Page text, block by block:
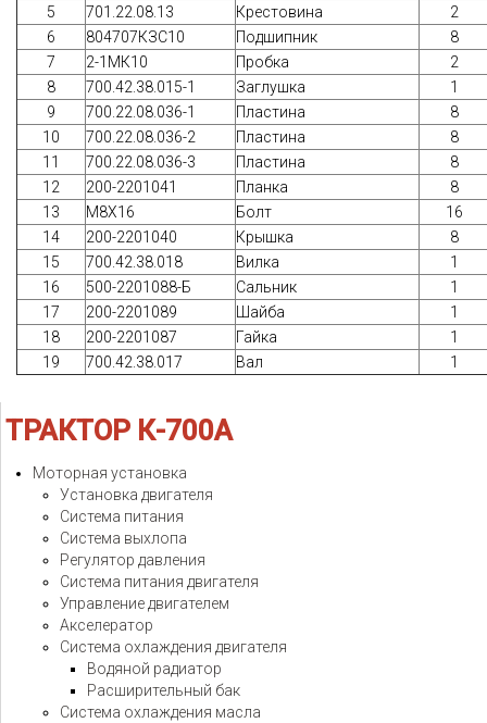
5
701.22.08.13 Крестовина
2
6
804707КЗС10 Подшипник
8
7
2-1МК10 Пробка
2
8
700.42.38.015-1 Заглушка
1
9
700.22.08.036-1 Пластина
8
10
700.22.08.036-2 Пластина
8
11
700.22.08.036-3 Пластина
8
12
200-2201041 Планка
8
13
М8Х16 Болт
16
14
200-2201040 Крышка
8
15
700.42.38.018 Вилка
1
16
500-2201088-Б Сальник
1
17
200-2201089 Шайба
1
18
200-2201087 Гайка
1
19
700.42.38.017 Вал 1
ТРАКТОР К-700А
Моторная установка
Установка двигателя
Система питания
Система выхлопа
Регулятор давления
Система питания двигателя
Управление двигателем
Акселератор
Система охлаждения двигателя
Водяной радиатор
Расширительный бак
Система охлаждения масла